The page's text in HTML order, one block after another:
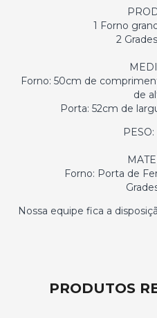
1 Forno
2
Forno: 50cm de
de
Porta: 52cm de
Forno: Porta de
Nossa equipe fica a
PRODUTOS